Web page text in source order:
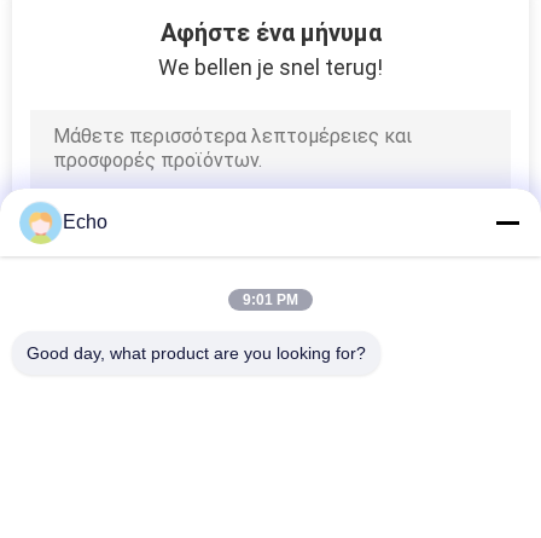
Φίλτρο
ηλεκτροφόρων
καλωδίων
Μετασχηματιστής
τρόπου διακοπτών
Αφήστε ένα μήνυμα
We bellen je snel terug!
Echo
9:01 PM
Good day, what product are you looking for?